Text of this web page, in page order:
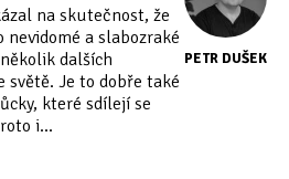
(66)
(143)
PETR DUŠEK
na skutečnost, že
a slabozraké
dalších
Je to dobře také
které sdílejí se
i...